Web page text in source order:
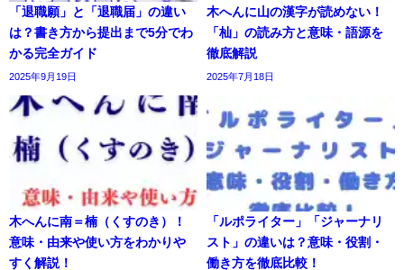
「退職願」と「退職届」の違い
は？書き方から提出まで5分でわ
かる完全ガイド
2025年9月19日
木へんに山の漢字が読めない！
「杣」の読み方と意味・語源を
徹底解説
2025年7月18日
木へんに南＝楠（くすのき）！
意味・由来や使い方をわかりや
すく解説！
「ルポライター」「ジャーナリ
スト」の違いは？意味・役割・
働き方を徹底比較！